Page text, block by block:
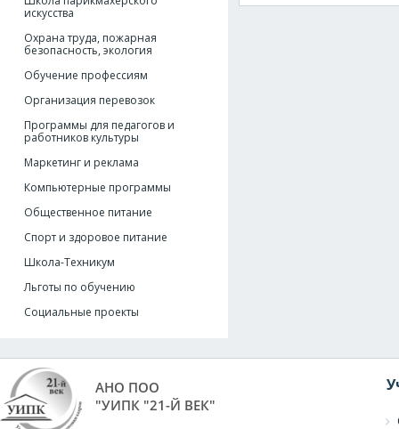
искусства
Охрана труда, пожарная
безопасность, экология
Обучение профессиям
Организация перевозок
Программы для педагогов и
работников культуры
Маркетинг и реклама
Компьютерные программы
Общественное питание
Спорт и здоровое питание
Школа-Техникум
Льготы по обучению
Социальные проекты
АНО ПОО
"УИПК "21-Й ВЕК"